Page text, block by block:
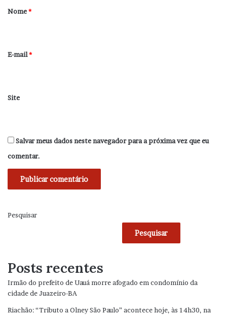
r
*
Nome*
E-mail*
Site
Salvar meus dados neste navegador para a próxima vez que eu
comentar.
Pesquisar
Pesquisar
Posts recentes
Irmão do prefeito de Uauá morre afogado em condomínio da
cidade de Juazeiro-BA
Riachão: “Tributo a Olney São Paulo” acontece hoje, às 14h30, na